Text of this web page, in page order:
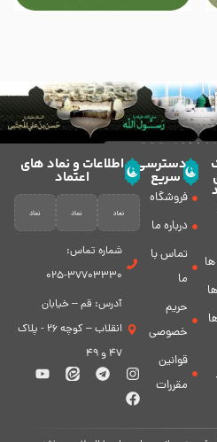
دسترسی
سریع
فروشگاه
درباره ما
تماس با
ما
حریم
خصوصی
قوانین
مقررات
اطلاعات و نماد های
اعتماد
شماره تماس:
37703330-025
آدرس: قم – خیابان
انقلاب – کوچه 26 - پلاک
47 و 49